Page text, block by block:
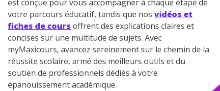
est conçue pour vous accompagner à chaque étape de
votre parcours éducatif, tandis que nos vidéos et
fiches de cours offrent des explications claires et
concises sur une multitude de sujets. Avec
myMaxicours, avancez sereinement sur le chemin de la
réussite scolaire, armé des meilleurs outils et du
soutien de professionnels dédiés à votre
épanouissement académique.